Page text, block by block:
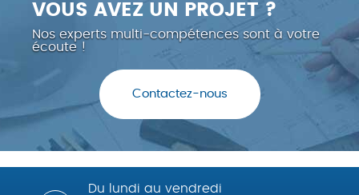
VOUS AVEZ UN PROJET ?
Nos experts multi-compétences sont à votre
écoute !
Contactez-nous
Du lundi au vendredi